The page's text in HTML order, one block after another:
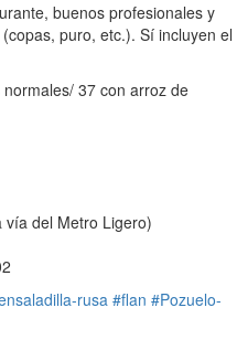
buenos profesionales y
puro, etc.). Sí incluyen el
37 con arroz de
vía del Metro Ligero)
rusa #flan #Pozuelo-